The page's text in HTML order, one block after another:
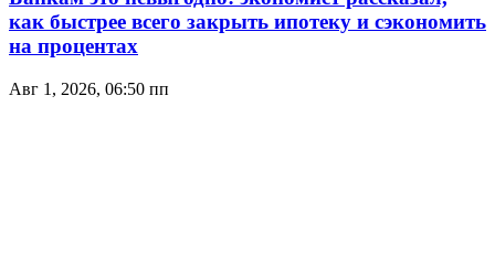
как быстрее всего закрыть ипотеку и сэкономить
на процентах
Авг 1, 2026, 06:50 пп